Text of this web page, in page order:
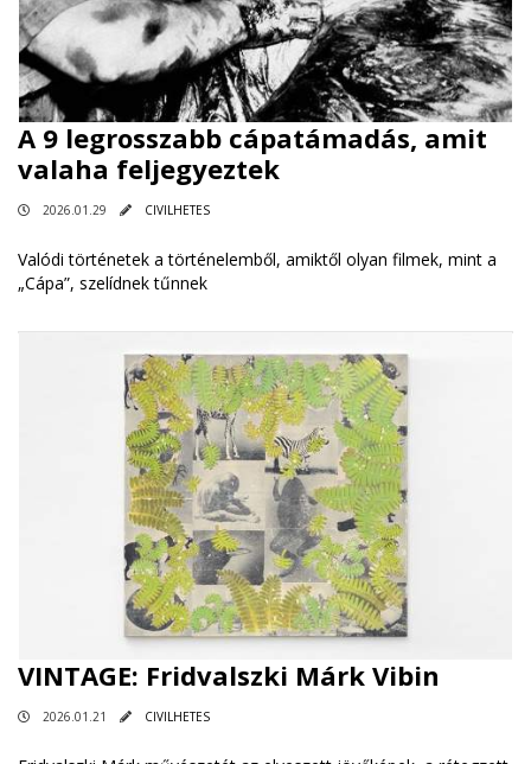
A 9 legrosszabb cápatámadás, amit
valaha feljegyeztek
2026.01.29 CIVILHETES
Valódi történetek a történelemből, amiktől olyan filmek, mint a
„Cápa”, szelídnek tűnnek
VINTAGE: Fridvalszki Márk Vibin
2026.01.21 CIVILHETES